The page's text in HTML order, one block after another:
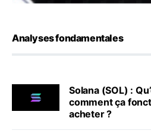
Analyses fondamentales
Solana (SOL) :
comment ça
acheter ?